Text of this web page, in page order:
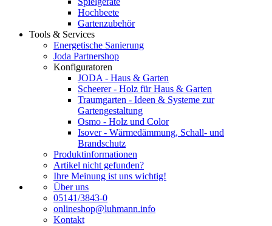
Hochbeete
Gartenzubehör
Tools & Services
Energetische Sanierung
Joda Partnershop
Konfiguratoren
JODA - Haus & Garten
Scheerer - Holz für Haus & Garten
Traumgarten - Ideen & Systeme zur
Gartengestaltung
Osmo - Holz und Color
Isover - Wärmedämmung, Schall- und
Brandschutz
Produktinformationen
Artikel nicht gefunden?
Ihre Meinung ist uns wichtig!
Über uns
05141/3843-0
onlineshop@luhmann.info
Kontakt